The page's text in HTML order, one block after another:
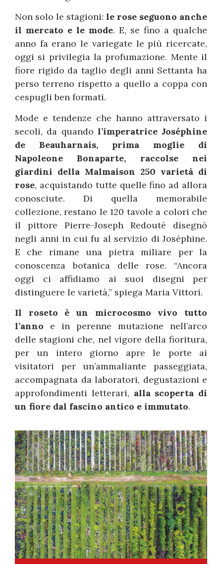
Non solo le stagioni: le rose seguono anche
il mercato e le mode. E, se fino a qualche
anno fa erano le variegate le più ricercate,
oggi si privilegia la profumazione. Mente il
fiore rigido da taglio degli anni Settanta ha
perso terreno rispetto a quello a coppa con
cespugli ben formati.
Mode e tendenze che hanno attraversato i
secoli, da quando l’imperatrice Joséphine
de Beauharnais, prima moglie di
Napoleone Bonaparte, raccolse nei
giardini della Malmaison 250 varietà di
rose, acquistando tutte quelle fino ad allora
conosciute. Di quella memorabile
collezione, restano le 120 tavole a colori che
il pittore Pierre-Joseph Redouté disegnò
negli anni in cui fu al servizio di Joséphine.
E che rimane una pietra miliare per la
conoscenza botanica delle rose. “Ancora
oggi ci affidiamo ai suoi disegni per
distinguere le varietà,” spiega Maria Vittori.
Il roseto è un microcosmo vivo tutto
l’anno e in perenne mutazione nell’arco
delle stagioni che, nel vigore della fioritura,
per un intero giorno apre le porte ai
visitatori per un’ammaliante passeggiata,
accompagnata da laboratori, degustazioni e
approfondimenti letterari, alla scoperta di
un fiore dal fascino antico e immutato.